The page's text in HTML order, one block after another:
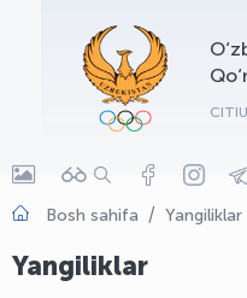
Bosh sahifa Yangiliklar
Yangiliklar
OLYMPCHIK AI -
Onlayn · olympic.uz